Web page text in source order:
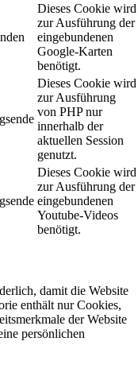
Dieses Cookie wird
zur Ausführung der
eingebundenen
Google-Karten
benötigt.
Dieses Cookie wird
zur Ausführung
von PHP nur
innerhalb der
aktuellen Session
genutzt.
Dieses Cookie wird
zur Ausführung der
eingebundenen
Youtube-Videos
benötigt.
damit die Website
enthält nur Cookies,
der Website
persönlichen